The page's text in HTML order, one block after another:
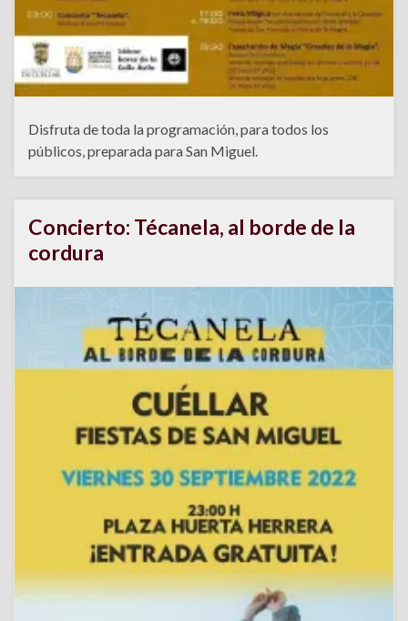
Disfruta de toda la programación, para todos los
públicos, preparada para San Miguel.
Concierto: Técanela, al borde de la
cordura